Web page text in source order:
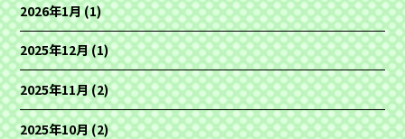
2026年1月(1)
2025年12月(1)
2025年11月(2)
2025年10月(2)